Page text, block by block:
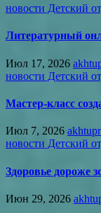
новости Детский
Литературный
Июл 17, 2026
новости Детский
Мастер-класс
Июл 7, 2026
новости Детский
Здоровье дороже
Июн 29, 2026